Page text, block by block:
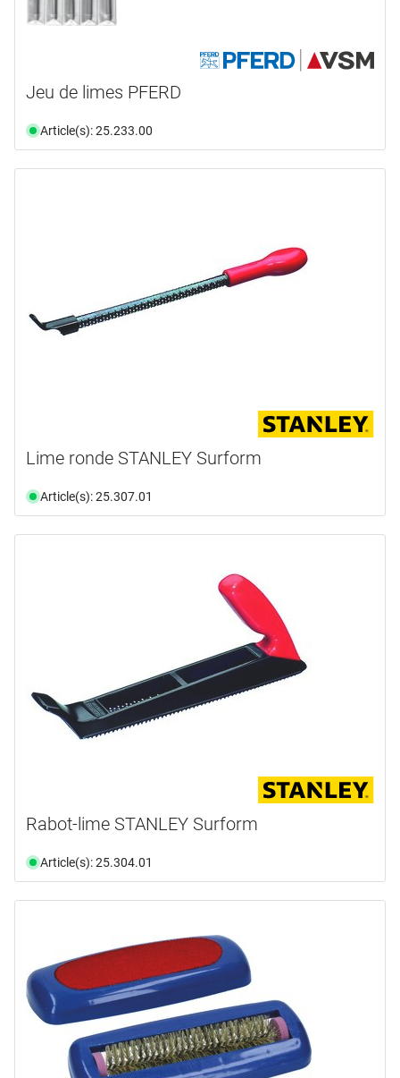
Jeu de limes PFERD
Article(s): 25.233.00
Lime ronde STANLEY Surform
Article(s): 25.307.01
Rabot-lime STANLEY Surform
Article(s): 25.304.01